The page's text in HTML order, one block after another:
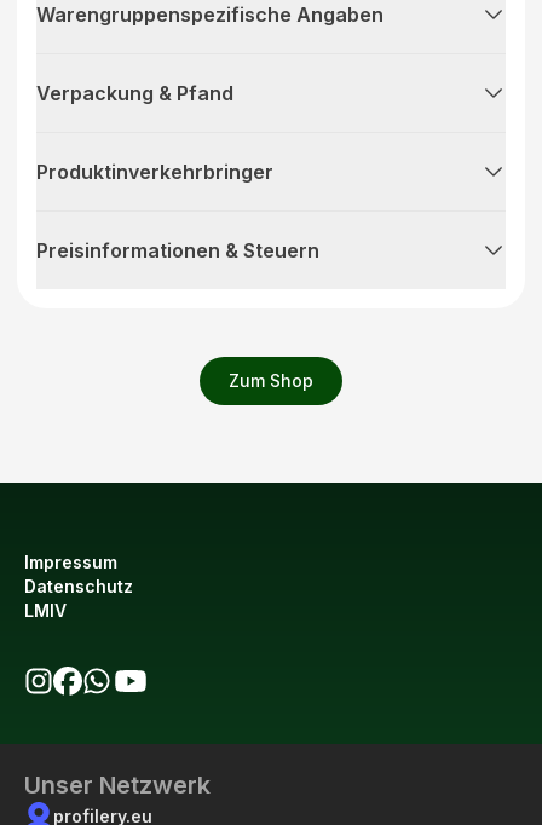
Zum Shop
Warengruppenspezifische Angaben
Verpackung & Pfand
Produktinverkehrbringer
Preisinformationen & Steuern
Impressum
Datenschutz
LMIV
Unser Netzwerk
profilery.eu